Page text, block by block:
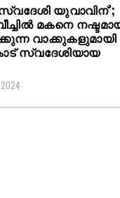
യുവാവിന്’;
മകനെ
വാക്കുകളുമായി
സ്വദേശിയായ
2024